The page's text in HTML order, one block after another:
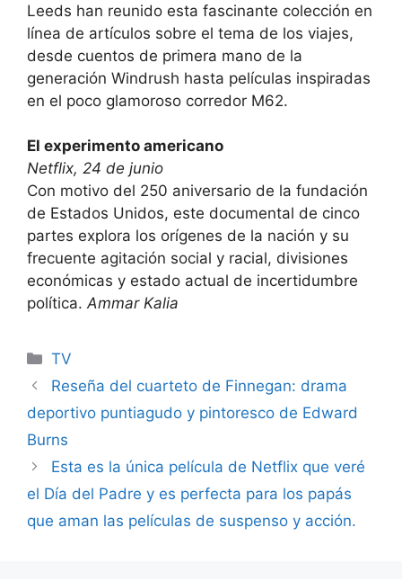
Leeds han reunido esta fascinante colección en
línea de artículos sobre el tema de los viajes,
desde cuentos de primera mano de la
generación Windrush hasta películas inspiradas
en el poco glamoroso corredor M62.
El experimento americano
Netflix, 24 de junio
Con motivo del 250 aniversario de la fundación
de Estados Unidos, este documental de cinco
partes explora los orígenes de la nación y su
frecuente agitación social y racial, divisiones
económicas y estado actual de incertidumbre
política.Ammar Kalia
Categories
TV
Reseña del cuarteto de Finnegan: drama
deportivo puntiagudo y pintoresco de Edward
Burns
Esta es la única película de Netflix que veré
el Día del Padre y es perfecta para los papás
que aman las películas de suspenso y acción.